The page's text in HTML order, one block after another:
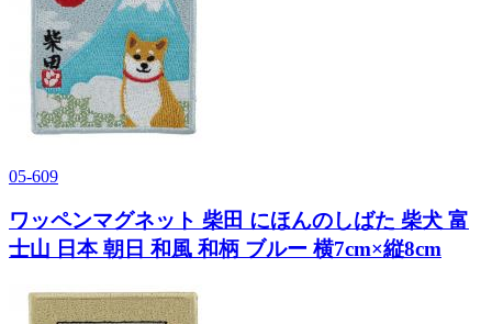
05-609
ワッペンマグネット 柴田 にほんのしばた 柴犬 富
士山 日本 朝日 和風 和柄 ブルー 横7cm×縦8cm